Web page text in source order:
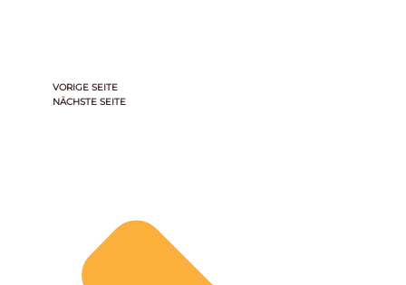
VORIGE SEITE
NÄCHSTE SEITE